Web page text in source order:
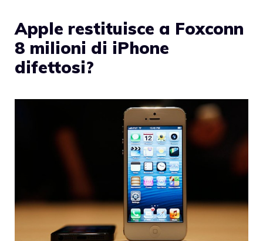
Apple restituisce a Foxconn
8 milioni di iPhone
difettosi?